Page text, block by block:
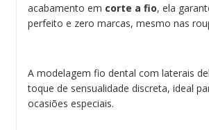
acabamento em corte a fio, ela
perfeito e zero marcas, mesmo nas
A modelagem fio dental com laterais
toque de sensualidade discreta, ideal
ocasiões especiais.